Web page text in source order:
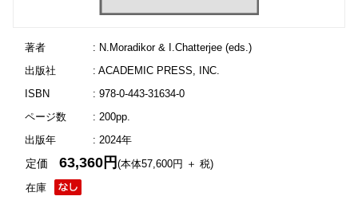
著者
: N.Moradikor & I.Chatterjee (eds.)
出版社
: ACADEMIC PRESS, INC.
ISBN
: 978-0-443-31634-0
ページ数
: 200pp.
出版年
: 2024年
在庫
定価63,360円(本体57,600円 ＋ 税)